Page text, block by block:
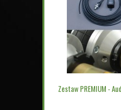
Zestaw PREMIUM -